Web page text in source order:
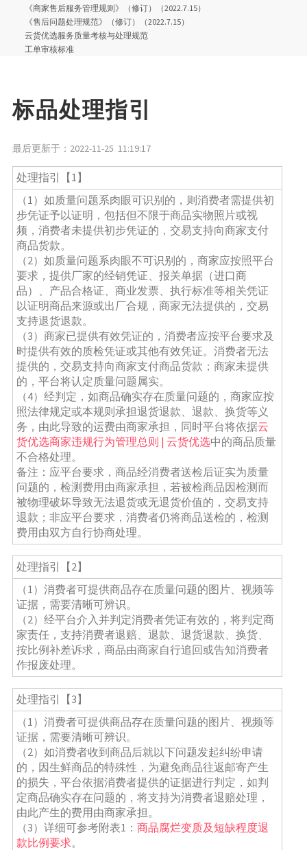
《商家售后服务管理规则》（修订）（2022.7.15）
《售后问题处理规范》（修订）（2022.7.15）
云货优选服务质量考核与处理规范
工单审核标准
标品处理指引
最后更新于：2022-11-25 11:19:17
处理指引【1】
（1）如质量问题系肉眼可识别的，则消费者需提供初
步凭证予以证明，包括但不限于商品实物照片或视
频，消费者未提供初步凭证的，交易支持向商家支付
商品货款。
（2）如质量问题系肉眼不可识别的，商家应按照平台
要求，提供厂家的经销凭证、报关单据（进口商
品）、产品合格证、商业发票、执行标准等相关凭证
以证明商品来源或出厂合规，商家无法提供的，交易
支持退货退款。
（3）商家已提供有效凭证的，消费者应按平台要求及
时提供有效的质检凭证或其他有效凭证。消费者无法
提供的，交易支持向商家支付商品货款；商家未提供
的，平台将认定质量问题属实。
（4）经判定，如商品确实存在质量问题的，商家应按
照法律规定或本规则承担退货退款、退款、换货等义
务，由此导致的运费由商家承担，同时平台将依据云
货优选商家违规行为管理总则 | 云货优选中的商品质量
不合格处理。
备注：应平台要求，商品经消费者送检后证实为质量
问题的，检测费用由商家承担，若被检商品因检测而
被物理破坏导致无法退货或无退货价值的，交易支持
退款；非应平台要求，消费者仍将商品送检的，检测
费用由双方自行协商处理。
处理指引【2】
（1）消费者可提供商品存在质量问题的图片、视频等
证据，需要清晰可辨识。
（2）经平台介入并判定消费者凭证有效的，将判定商
家责任，支持消费者退赔、退款、退货退款、换货、
按比例补差诉求，商品由商家自行追回或告知消费者
作报废处理。
处理指引【3】
（1）消费者可提供商品存在质量问题的图片、视频等
证据，需要清晰可辨识。
（2）如消费者收到商品后就以下问题发起纠纷申请
的，因生鲜商品的特殊性，为避免商品往返邮寄产生
的损失，平台依据消费者提供的证据进行判定，如判
定商品确实存在问题的，将支持为消费者退赔处理，
由此产生的费用由商家承担。
（3）详细可参考附表1： 商品腐烂变质及短缺程度退
款比例要求。